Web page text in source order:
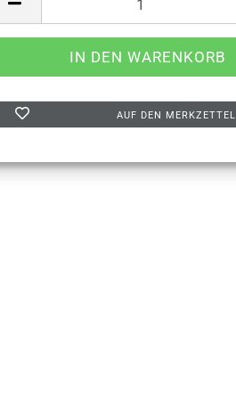
AUF DEN MERKZETTEL